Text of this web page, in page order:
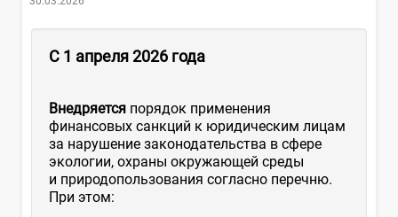
С 1 апреля2026 года
Внедряется порядок применения
финансовых санкций к юридическим лицам
за нарушение законодательства в сфере
экологии, охраны окружающей среды
и природопользования согласно перечню.
При этом: